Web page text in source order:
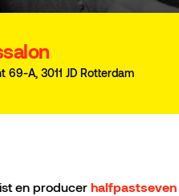
69-A, 3011 JD Rotterdam
en producer halfpastseven